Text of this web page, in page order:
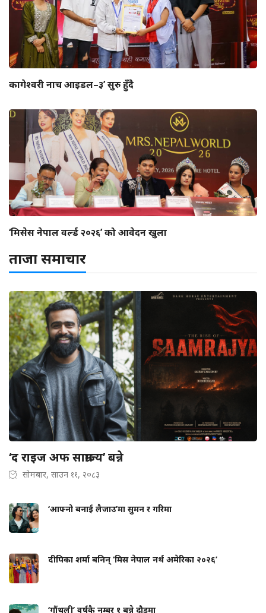
कागेश्वरी नाच आइडल–३’ सुरु हुँदै
‘मिसेस नेपाल वर्ल्ड २०२६’ को आवेदन खुला
ताजा समाचार
‘द राइज अफ साम्राज्य’ बन्ने
सोमबार, साउन ११, २०८३
‘आफ्नो बनाई लैजाउ’मा सुमन र गरिमा
दीपिका शर्मा बनिन् ‘मिस नेपाल नर्थ अमेरिका २०२६’
‘गौंथली’ वर्षकै नम्बर १ बन्ने दौडमा